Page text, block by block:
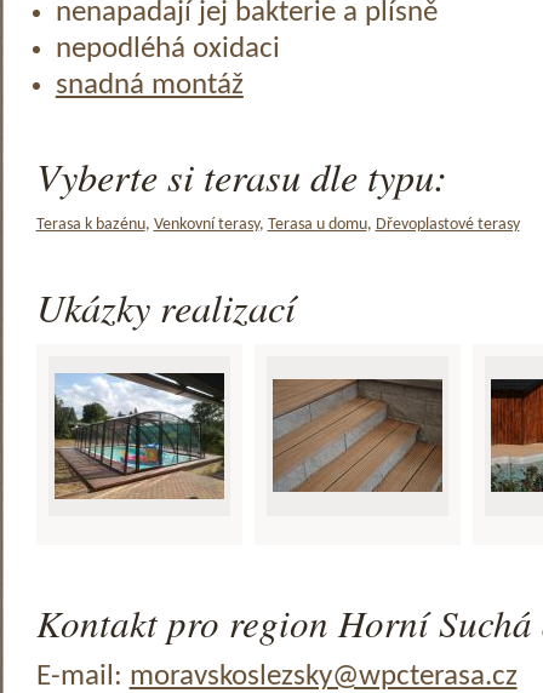
nenapadají jej bakterie a plísně
nepodléhá oxidaci
snadná montáž
Vyberte si terasu dle typu:
Terasa k bazénu, Venkovní terasy, Terasa u domu, Dřevoplastové terasy
Ukázky realizací
Kontakt pro region Horní
E-mail: moravskoslezsky@wpcterasa.cz